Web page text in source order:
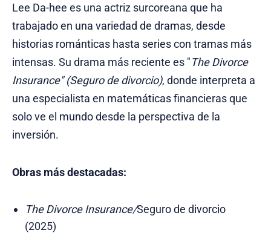
Lee Da-hee es una actriz surcoreana que ha
trabajado en una variedad de dramas, desde
historias románticas hasta series con tramas más
intensas. Su drama más reciente es "The Divorce
Insurance" (Seguro de divorcio), donde interpreta a
una especialista en matemáticas financieras que
solo ve el mundo desde la perspectiva de la
inversión.
Obras más destacadas:
The Divorce Insurance/Seguro de divorcio
(2025)